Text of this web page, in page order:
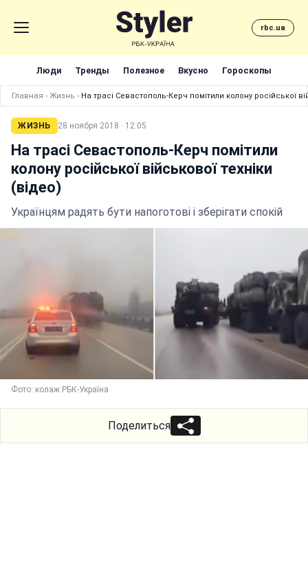
rbc.ua
Люди Тренды Полезное Вкусно Гороскопы
Главная › Жизнь › На трасі Севастополь-Керч помітили колону російської
ЖИЗНЬ 28 ноября 2018 · 12:05
На трасі Севастополь-Керч помітили
колону російської військової техніки
(відео)
Українцям радять бути напоготові і зберігати спокій
Фото: колаж РБК-Україна
Поделиться